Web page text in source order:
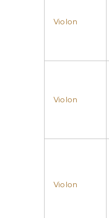
Violon
Violon
Violon